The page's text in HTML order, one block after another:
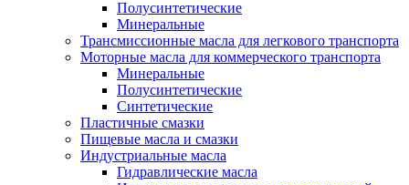
Полусинтетические
Минеральные
Трансмиссионные масла для легкового транспорта
Моторные масла для коммерческого транспорта
Минеральные
Полусинтетические
Синтетические
Пластичные смазки
Пищевые масла и смазки
Индустриальные масла
Гидравлические масла